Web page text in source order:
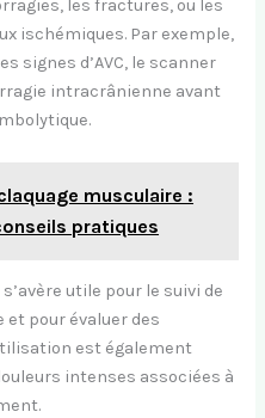
les fractures, ou les
ischémiques. Par exemple,
signes d’AVC, le scanner
intracrânienne avant
musculaire :
pratiques
utile pour le suivi de
et pour évaluer des
est également
intenses associées à